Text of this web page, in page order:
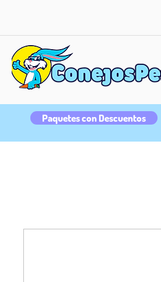
Paquetes con Descuentos